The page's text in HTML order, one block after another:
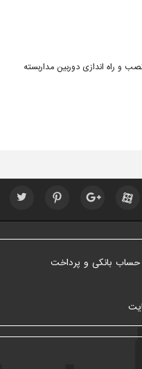
و راه اندازی دوربین مداربسته
حساب بانکی و پرداخت